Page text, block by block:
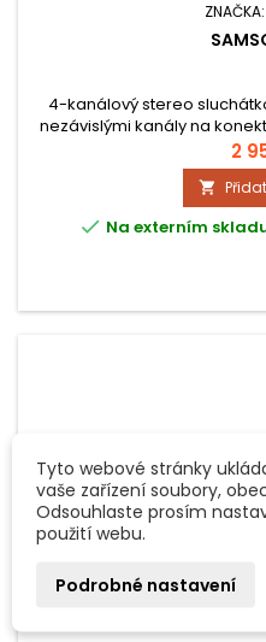
ZNAČKA:
4-kanálový stereo
nezávislými kanály na
hlasitosti na každém
konektorem Jack,
spínače Master Mute a
2

 Na externím
Tyto webové stránky
vaše zařízení soubory,
Odsouhlaste prosím
použití webu.
Podrobné nastavení